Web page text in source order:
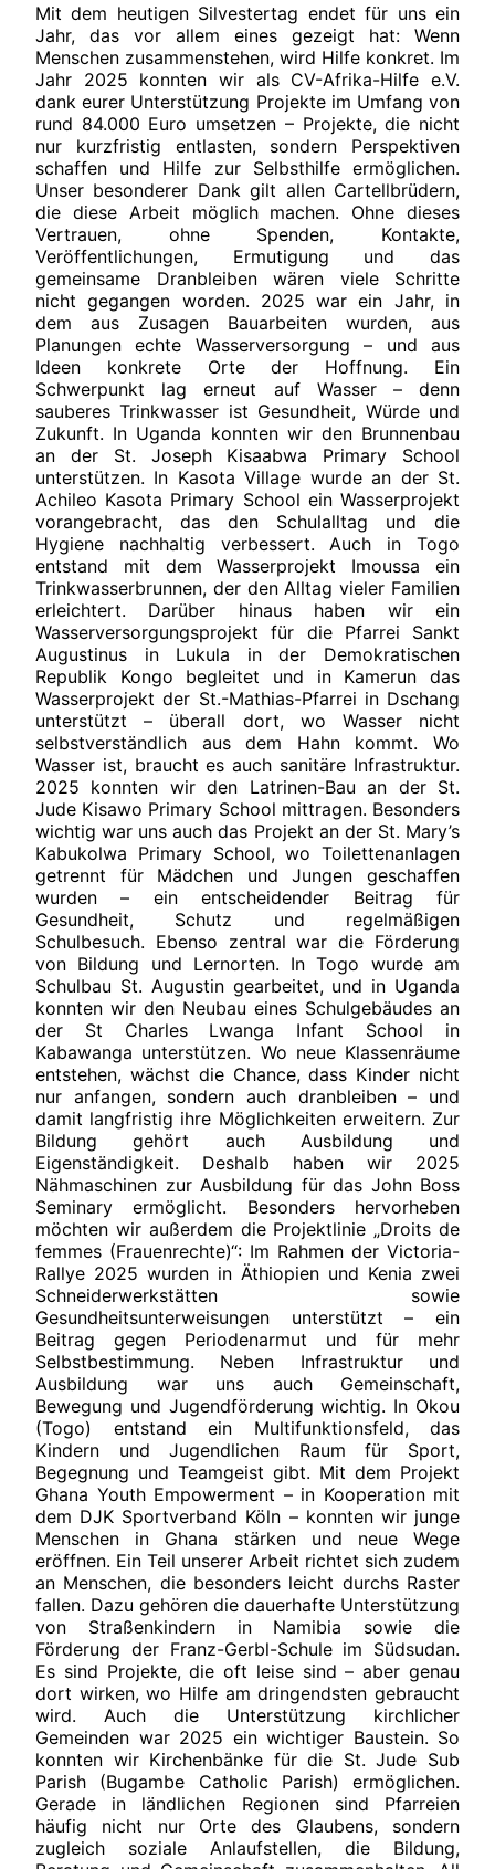
Mit dem heutigen Silvestertag endet für uns ein
Jahr, das vor allem eines gezeigt hat: Wenn
Menschen zusammenstehen, wird Hilfe konkret. Im
Jahr 2025 konnten wir als CV-Afrika-Hilfe e.V.
dank eurer Unterstützung Projekte im Umfang von
rund 84.000 Euro umsetzen – Projekte, die nicht
nur kurzfristig entlasten, sondern Perspektiven
schaffen und Hilfe zur Selbsthilfe ermöglichen.
Unser besonderer Dank gilt allen Cartellbrüdern,
die diese Arbeit möglich machen. Ohne dieses
Vertrauen, ohne Spenden, Kontakte,
Veröffentlichungen, Ermutigung und das
gemeinsame Dranbleiben wären viele Schritte
nicht gegangen worden. 2025 war ein Jahr, in
dem aus Zusagen Bauarbeiten wurden, aus
Planungen echte Wasserversorgung – und aus
Ideen konkrete Orte der Hoffnung. Ein
Schwerpunkt lag erneut auf Wasser – denn
sauberes Trinkwasser ist Gesundheit, Würde und
Zukunft. In Uganda konnten wir den Brunnenbau
an der St. Joseph Kisaabwa Primary School
unterstützen. In Kasota Village wurde an der St.
Achileo Kasota Primary School ein Wasserprojekt
vorangebracht, das den Schulalltag und die
Hygiene nachhaltig verbessert. Auch in Togo
entstand mit dem Wasserprojekt Imoussa ein
Trinkwasserbrunnen, der den Alltag vieler Familien
erleichtert. Darüber hinaus haben wir ein
Wasserversorgungsprojekt für die Pfarrei Sankt
Augustinus in Lukula in der Demokratischen
Republik Kongo begleitet und in Kamerun das
Wasserprojekt der St.-Mathias-Pfarrei in Dschang
unterstützt – überall dort, wo Wasser nicht
selbstverständlich aus dem Hahn kommt. Wo
Wasser ist, braucht es auch sanitäre Infrastruktur.
2025 konnten wir den Latrinen-Bau an der St.
Jude Kisawo Primary School mittragen. Besonders
wichtig war uns auch das Projekt an der St. Mary’s
Kabukolwa Primary School, wo Toilettenanlagen
getrennt für Mädchen und Jungen geschaffen
wurden – ein entscheidender Beitrag für
Gesundheit, Schutz und regelmäßigen
Schulbesuch. Ebenso zentral war die Förderung
von Bildung und Lernorten. In Togo wurde am
Schulbau St. Augustin gearbeitet, und in Uganda
konnten wir den Neubau eines Schulgebäudes an
der St Charles Lwanga Infant School in
Kabawanga unterstützen. Wo neue Klassenräume
entstehen, wächst die Chance, dass Kinder nicht
nur anfangen, sondern auch dranbleiben – und
damit langfristig ihre Möglichkeiten erweitern. Zur
Bildung gehört auch Ausbildung und
Eigenständigkeit. Deshalb haben wir 2025
Nähmaschinen zur Ausbildung für das John Boss
Seminary ermöglicht. Besonders hervorheben
möchten wir außerdem die Projektlinie „Droits de
femmes (Frauenrechte)“: Im Rahmen der Victoria-
Rallye 2025 wurden in Äthiopien und Kenia zwei
Schneiderwerkstätten sowie
Gesundheitsunterweisungen unterstützt – ein
Beitrag gegen Periodenarmut und für mehr
Selbstbestimmung. Neben Infrastruktur und
Ausbildung war uns auch Gemeinschaft,
Bewegung und Jugendförderung wichtig. In Okou
(Togo) entstand ein Multifunktionsfeld, das
Kindern und Jugendlichen Raum für Sport,
Begegnung und Teamgeist gibt. Mit dem Projekt
Ghana Youth Empowerment – in Kooperation mit
dem DJK Sportverband Köln – konnten wir junge
Menschen in Ghana stärken und neue Wege
eröffnen. Ein Teil unserer Arbeit richtet sich zudem
an Menschen, die besonders leicht durchs Raster
fallen. Dazu gehören die dauerhafte Unterstützung
von Straßenkindern in Namibia sowie die
Förderung der Franz-Gerbl-Schule im Südsudan.
Es sind Projekte, die oft leise sind – aber genau
dort wirken, wo Hilfe am dringendsten gebraucht
wird. Auch die Unterstützung kirchlicher
Gemeinden war 2025 ein wichtiger Baustein. So
konnten wir Kirchenbänke für die St. Jude Sub
Parish (Bugambe Catholic Parish) ermöglichen.
Gerade in ländlichen Regionen sind Pfarreien
häufig nicht nur Orte des Glaubens, sondern
zugleich soziale Anlaufstellen, die Bildung,